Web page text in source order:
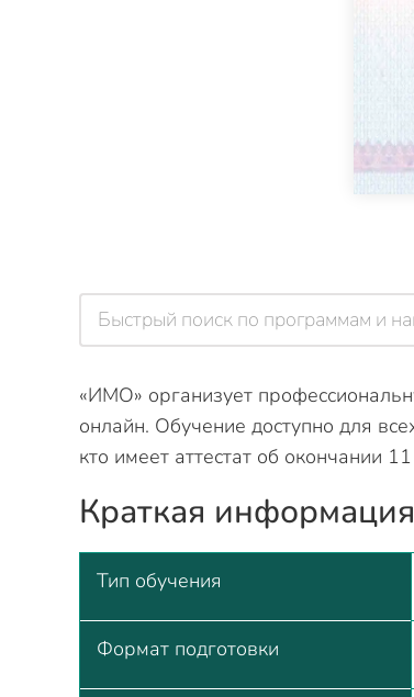
«ИМО» организует
онлайн. Обучение доступно для
кто имеет аттестат об окончании
Краткая
Тип обучения
Формат подготовки